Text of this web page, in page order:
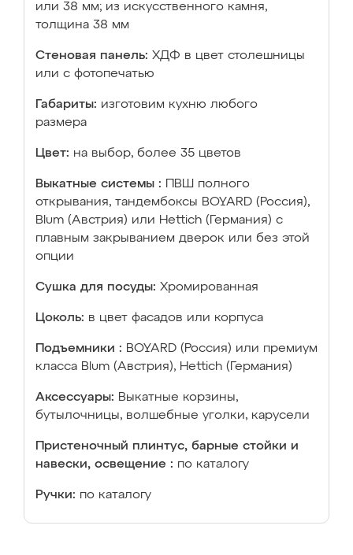
или 38 мм; из искусственного камня,
толщина 38 мм
Стеновая панель: ХДФ в цвет столешницы
или с фотопечатью
Габариты: изготовим кухню любого
размера
Цвет: на выбор, более 35 цветов
Выкатные системы :
ПВШ полного
открывания, тандембоксы BOYARD (Россия),
Blum (Австрия) или Hettich (Германия) с
плавным закрыванием дверок или без этой
опции
Сушка для посуды: Хромированная
Цоколь: в цвет фасадов или корпуса
Подъемники : BOYARD (Россия) или премиум
класса Blum (Австрия), Hettich (Германия)
Аксессуары: Выкатные корзины,
бутылочницы, волшебные уголки, карусели
Пристеночный плинтус, барные стойки и
навески, освещение : по каталогу
Ручки: по каталогу